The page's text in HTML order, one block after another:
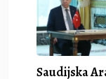
Saudijska